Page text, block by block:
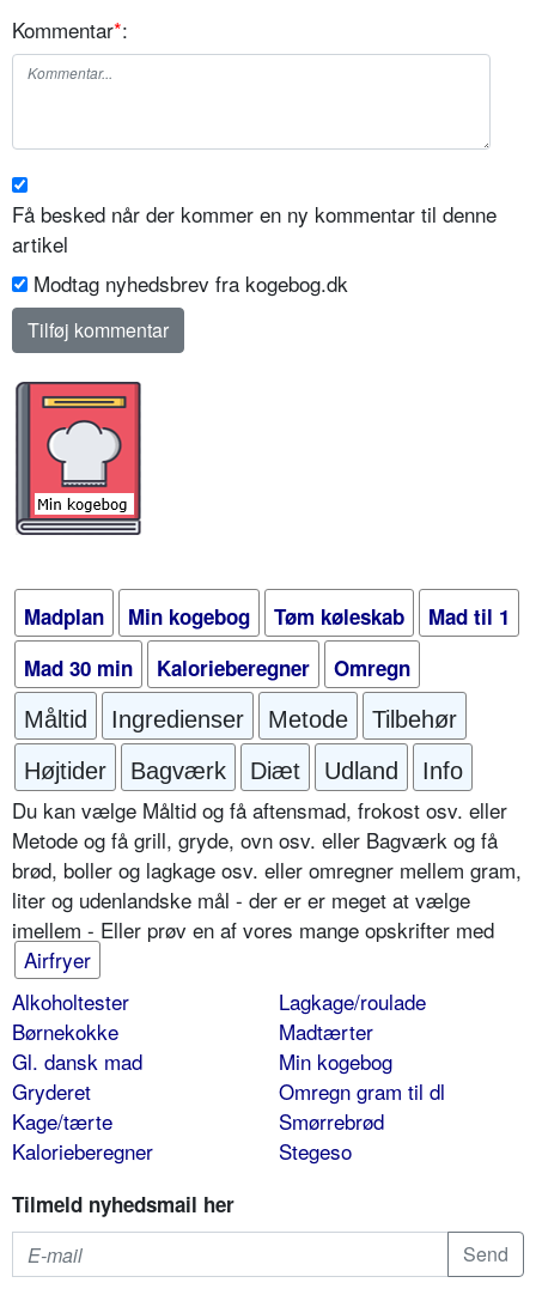
Kommentar*:
Få besked når der kommer en ny kommentar til denne
artikel
Modtag nyhedsbrev fra kogebog.dk
Madplan Min kogebog Tøm køleskab
Mad til 1
Mad 30 min
Kalorieberegner Omregn
Måltid Ingredienser Metode
Tilbehør
Højtider
Bagværk Diæt Udland Info
Du kan vælge Måltid og få aftensmad, frokost osv. eller
Metode og få grill, gryde, ovn osv. eller Bagværk og få
brød, boller og lagkage osv. eller omregner mellem gram,
liter og udenlandske mål - der er er meget at vælge
imellem - Eller prøv en af vores mange opskrifter med
Airfryer
Alkoholtester
Børnekokke
Gl. dansk mad
Gryderet
Kage/tærte
Kalorieberegner
Lagkage/roulade
Madtærter
Min kogebog
Omregn gram til dl
Smørrebrød
Stegeso
Tilmeld nyhedsmail her